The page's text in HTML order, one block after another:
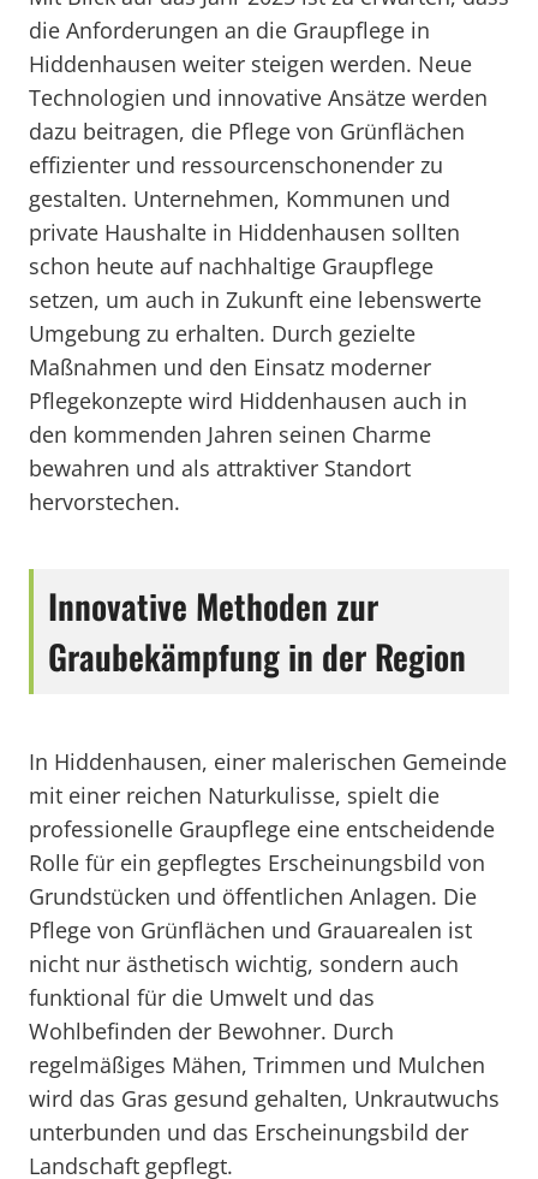
die Anforderungen an die Graupflege in
Hiddenhausen weiter steigen werden. Neue
Technologien und innovative Ansätze werden
dazu beitragen, die Pflege von Grünflächen
effizienter und ressourcenschonender zu
gestalten. Unternehmen, Kommunen und
private Haushalte in Hiddenhausen sollten
schon heute auf nachhaltige Graupflege
setzen, um auch in Zukunft eine lebenswerte
Umgebung zu erhalten. Durch gezielte
Maßnahmen und den Einsatz moderner
Pflegekonzepte wird Hiddenhausen auch in
den kommenden Jahren seinen Charme
bewahren und als attraktiver Standort
hervorstechen.
Innovative Methoden zur
Graubekämpfung in der Region
In Hiddenhausen, einer malerischen Gemeinde
mit einer reichen Naturkulisse, spielt die
professionelle Graupflege eine entscheidende
Rolle für ein gepflegtes Erscheinungsbild von
Grundstücken und öffentlichen Anlagen. Die
Pflege von Grünflächen und Grauarealen ist
nicht nur ästhetisch wichtig, sondern auch
funktional für die Umwelt und das
Wohlbefinden der Bewohner. Durch
regelmäßiges Mähen, Trimmen und Mulchen
wird das Gras gesund gehalten, Unkrautwuchs
unterbunden und das Erscheinungsbild der
Landschaft gepflegt.